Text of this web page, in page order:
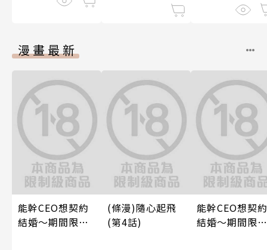
漫畫最新
能幹CEO想契約
結婚～期間限定
(條漫)隨心起飛
(第4話)
能幹CEO想契約
結婚～期間限定